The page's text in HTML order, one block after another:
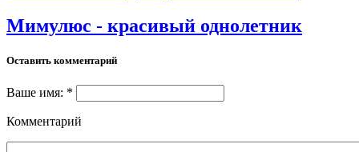
Мимулюс - красивый однолетник
Оставить комментарий
Ваше имя: *
Комментарий